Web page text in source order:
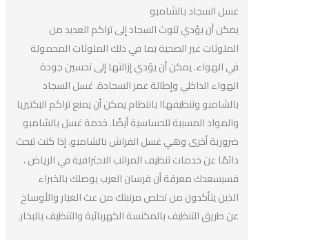
غسل السجاد بالشامبو
يمكن أن يؤدي تلوث السجاد إلى تراكم العديد من
الملوثات غير الصحية بما في ذلك الملوثات المحمولة
في الهواء. يمكن أن يؤدي إزالتها إلى تحسين جودة
الهواء الداخلي وإطالة عمر السجادة. غسل السجاد
بالشامبو وتنظيفهاا بانتظام يمكن أن يمنع تراكم البكتيريا
والمواد المسببة للحساسية أيضًا. خدمة غسل بالشامبو
ضرورية أخرى وهي غسل الفراش بالشامبو. إذا كنت تبحث
دائمًا عن خدمات تنظيف المراتب الاحترافية في الرياض ،
فسيسعدك معرفة أن فرسان العرب يوصلك بالخبراء
الذين يتأكدون من تخلص مرتبتك من عث الغبار والأوساخ
عن طريق التنظيف بالمكنسة الكهربائية والتنظيف بالبخار.